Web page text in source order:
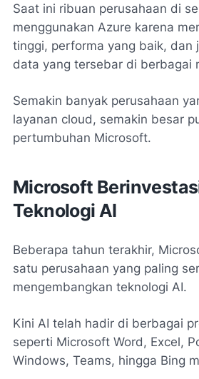
Saat ini ribuan perusahaan di
menggunakan Azure karena
tinggi, performa yang baik, dan
data yang tersebar di berbagai
Semakin banyak perusahaan
layanan cloud, semakin besar
pertumbuhan Microsoft.
Microsoft
Teknologi AI
Beberapa tahun terakhir,
satu perusahaan yang paling
mengembangkan teknologi AI.
Kini AI telah hadir di berbagai
seperti Microsoft Word, Excel,
Windows, Teams, hingga Bing